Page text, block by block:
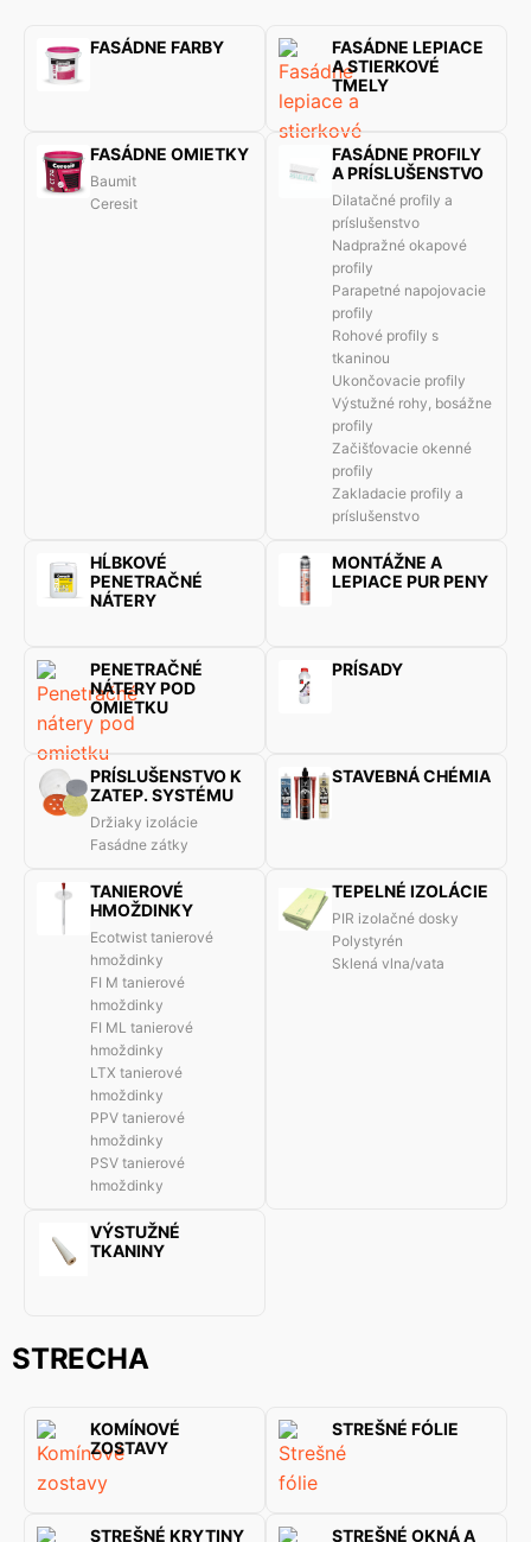
FASÁDNE FARBY
FASÁDNE LEPIACE
A STIERKOVÉ
TMELY
FASÁDNE OMIETKY
Baumit
Ceresit
FASÁDNE PROFILY
A PRÍSLUŠENSTVO
Dilatačné profily a
príslušenstvo
Nadpražné okapové
profily
Parapetné napojovacie
profily
Rohové profily s
tkaninou
Ukončovacie profily
Výstužné rohy, bosážne
profily
Začišťovacie okenné
profily
Zakladacie profily a
príslušenstvo
HĹBKOVÉ
PENETRAČNÉ
NÁTERY
MONTÁŽNE A
LEPIACE PUR PENY
PENETRAČNÉ
NÁTERY POD
OMIETKU
PRÍSADY
PRÍSLUŠENSTVO K
ZATEP. SYSTÉMU
Držiaky izolácie
Fasádne zátky
STAVEBNÁ CHÉMIA
TANIEROVÉ
HMOŽDINKY
Ecotwist tanierové
hmoždinky
FI M tanierové
hmoždinky
FI ML tanierové
hmoždinky
LTX tanierové
hmoždinky
PPV tanierové
hmoždinky
PSV tanierové
hmoždinky
TEPELNÉ IZOLÁCIE
PIR izolačné dosky
Polystyrén
Sklená vlna/vata
VÝSTUŽNÉ
TKANINY
STRECHA
KOMÍNOVÉ
ZOSTAVY
STREŠNÉ FÓLIE
STREŠNÉ KRYTINY
STREŠNÉ OKNÁ A